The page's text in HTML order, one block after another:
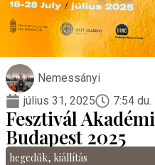
Nemessányi
július 31, 2025
7:54 du.
Fesztivál
Budapest 2025
hegedűk, kiállítás